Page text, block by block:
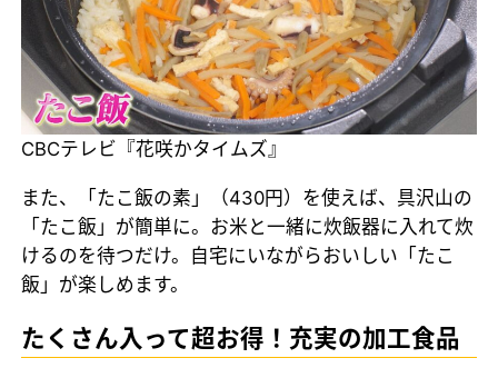
CBCテレビ『花咲かタイムズ』
また、「たこ飯の素」（430円）を使えば、具沢山の
「たこ飯」が簡単に。お米と一緒に炊飯器に入れて炊
けるのを待つだけ。自宅にいながらおいしい「たこ
飯」が楽しめます。
たくさん入って超お得！充実の加工食品